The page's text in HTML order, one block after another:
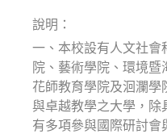
說明：
一、本校設有人文社會
院、藝術學院、環境暨
花師教育學院及洄瀾
與卓越教學之大學，除
有多項參與國際研討會